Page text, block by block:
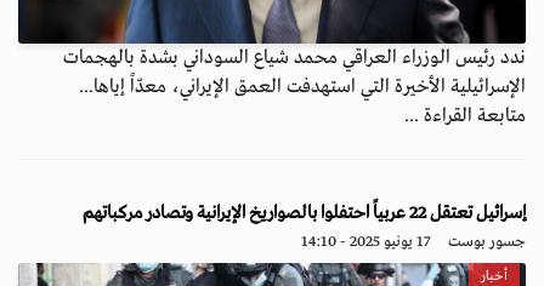
ندد رئيس الوزراء العراقي محمد شياع السوداني بشدة بالهجمات
الإسرائيلية الأخيرة التي استهدفت العمق الإيراني، معدّاً إياها...
متابعة القراءة ...
إسرائيل تعتقل 22 عربياً احتفلوا بالصواريخ الإيرانية وتصادر مركباتهم
جسور بوست 17 يونيو 2025 - 14:10
أخبار